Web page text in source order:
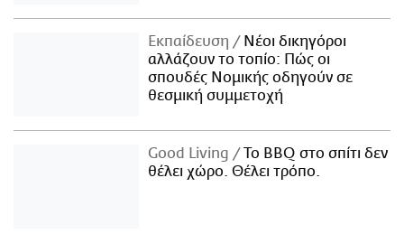
Εκπαίδευση
Νέοι δικηγόροι
αλλάζουν το τοπίο: Πώς οι
σπουδές Νομικής οδηγούν σε
θεσμική συμμετοχή
Good Living
Το BBQ στο σπίτι δεν
θέλει χώρο. Θέλει τρόπο.